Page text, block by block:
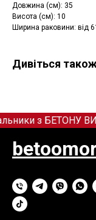
Довжина (см): 35
Висота (см): 10
Ширина раковини: від
Дивіться
з БЕТОНУ